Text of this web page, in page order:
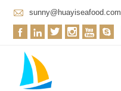
 sunny@huayiseafood.com
     